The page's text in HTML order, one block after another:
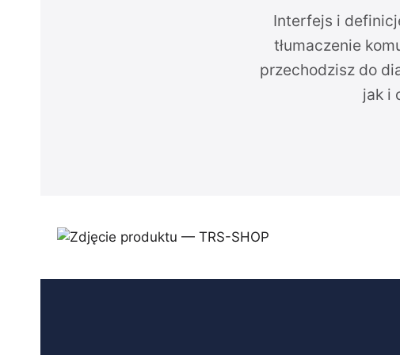
Interfejs i
tłumaczenie
przechodzisz do
jak i